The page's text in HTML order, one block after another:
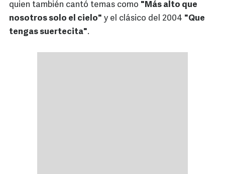
quien también cantó temas como "Más alto que
nosotros solo el cielo" y el clásico del 2004 "Que
tengas suertecita".